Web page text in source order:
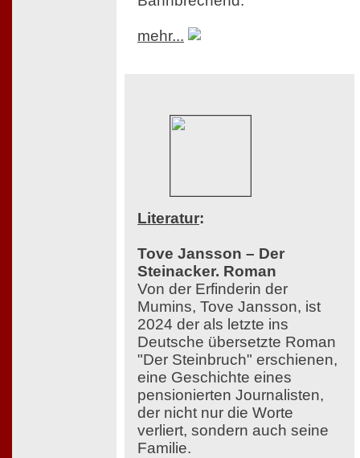
mehr...
Literatur:
Tove Jansson – Der
Steinacker. Roman
Von der Erfinderin der
Mumins, Tove Jansson, ist
2024 der als letzte ins
Deutsche übersetzte Roman
"Der Steinbruch" erschienen,
eine Geschichte eines
pensionierten Journalisten,
der nicht nur die Worte
verliert, sondern auch seine
Familie.